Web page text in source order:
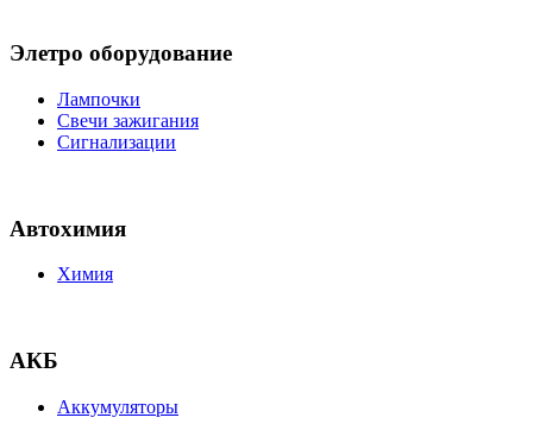
Элетро оборудование
Лампочки
Свечи зажигания
Сигнализации
Автохимия
Химия
АКБ
Аккумуляторы